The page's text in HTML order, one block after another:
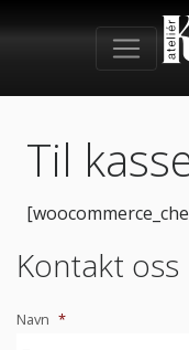
Til
Kontakt oss
Navn *